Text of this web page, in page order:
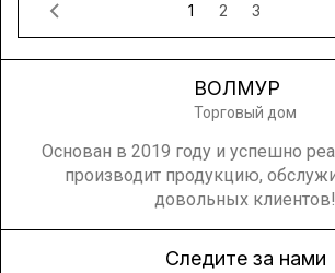
1 2 3
ВОЛМУР
Торговый дом
Основан в 2019 году и успешно
производит продукцию,
довольных клиентов!
Следите за нами